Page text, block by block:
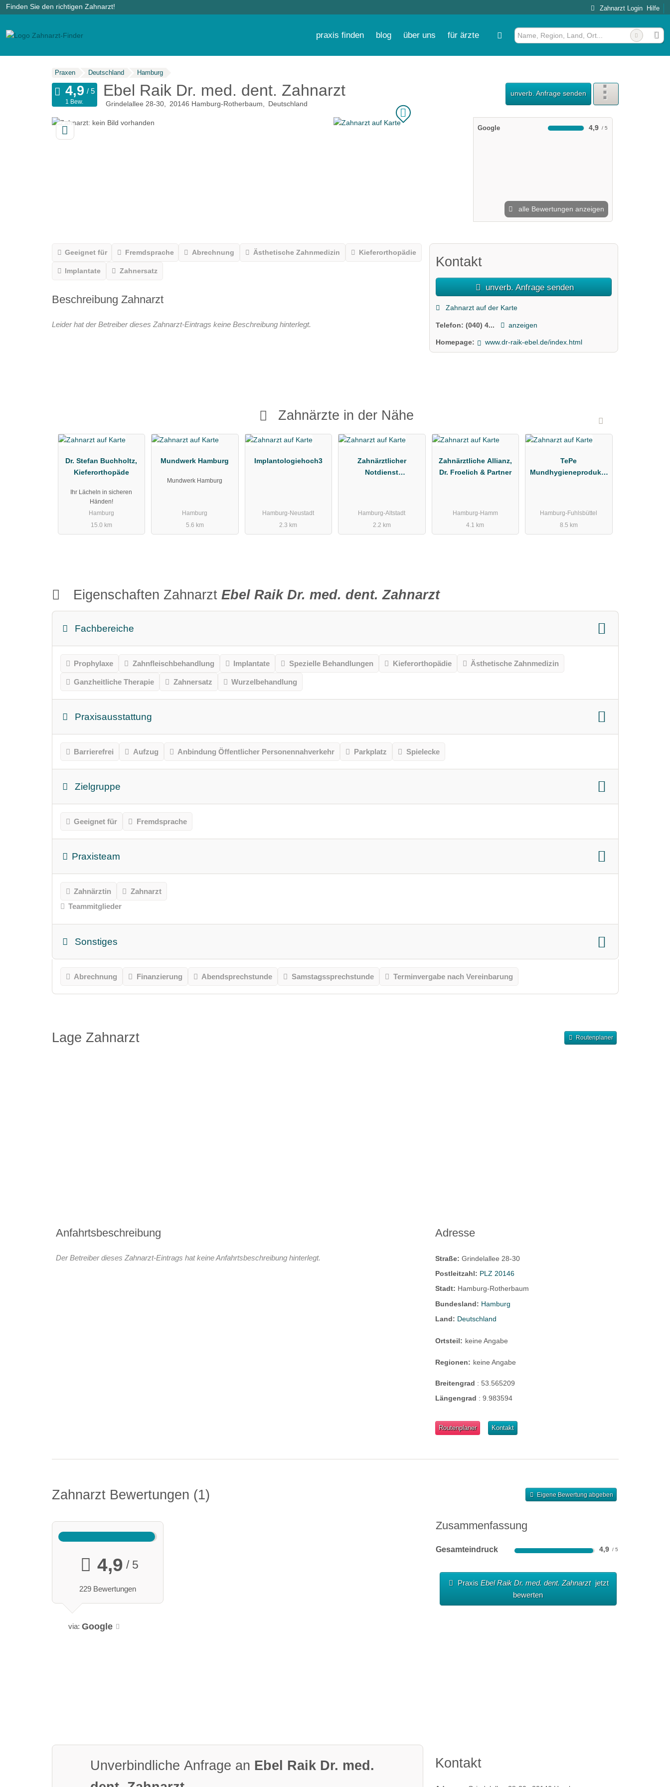
Finden Sie den richtigen Zahnarzt! Zahnarzt Login Hilfe
praxis finden blog über uns für ärzte
Praxen Deutschland Hamburg
Ebel Raik Dr. med. dent. Zahnarzt
Grindelallee 28-30 20146 Hamburg-Rotherbaum Deutschland
unverb. Anfrage senden
1 Bew.
Google 4,9
alle Bewertungen anzeigen
Geeignet für Fremdsprache Abrechnung Ästhetische Zahnmedizin Kieferorthopädie
Implantate Zahnersatz
Beschreibung Zahnarzt
Leider hat der Betreiber dieses Zahnarzt-Eintrags keine Beschreibung hinterlegt.
Kontakt
unverb. Anfrage senden
Zahnarzt auf der Karte
Telefon:(040) 4... anzeigen
Homepage: www.dr-raik-ebel.de/index.html
Zahnärzte in der Nähe
Dr. Stefan Buchholtz,
Kieferorthopäde
Ihr Lächeln in sicheren
Händen!
Hamburg
15.0 km
Mundwerk Hamburg
Mundwerk Hamburg
Hamburg
5.6 km
Implantologiehoch3
Hamburg-Neustadt
2.3 km
Zahnärztlicher
Notdienst
Hamburg-Altstadt
2.2 km
Zahnärztliche Allianz,
Dr. Froelich & Partner
Hamburg-Hamm
4.1 km
TePe
Mundhygieneprodukte
Hamburg-Fuhlsbüttel
8.5 km
Eigenschaften ZahnarztEbel Raik Dr. med. dent. Zahnarzt
Fachbereiche
Prophylaxe Zahnfleischbehandlung Implantate Spezielle Behandlungen Kieferorthopädie Ästhetische Zahnmedizin
Ganzheitliche Therapie Zahnersatz Wurzelbehandlung
Praxisausstattung
Barrierefrei Aufzug Anbindung Öffentlicher Personennahverkehr Parkplatz Spielecke
Zielgruppe
Geeignet für Fremdsprache
Praxisteam
Zahnärztin
Zahnarzt
Teammitglieder
Sonstiges
Abrechnung Finanzierung Abendsprechstunde Samstagssprechstunde Terminvergabe nach Vereinbarung
Lage Zahnarzt Routenplaner
Anfahrtsbeschreibung
Der Betreiber dieses Zahnarzt-Eintrags hat keine Anfahrtsbeschreibung hinterlegt.
Adresse
Straße:Grindelallee 28-30
Postleitzahl: PLZ 20146
Stadt: Hamburg-Rotherbaum
Bundesland: Hamburg
Land: Deutschland
Ortsteil: keine Angabe
Regionen: keine Angabe
Breitengrad :53.565209
Längengrad :9.983594
Routenplaner Kontakt
Zahnarzt Bewertungen 1 Eigene Bewertung abgeben
Zusammenfassung
Gesamteindruck 4,9
Praxis Ebel Raik Dr. med. dent. Zahnarzt jetzt
bewerten
4,9 / 5
229 Bewertungen
via: Google
Unverbindliche Anfrage an Ebel Raik Dr. med.
Kontakt